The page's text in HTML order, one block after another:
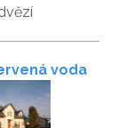
voda